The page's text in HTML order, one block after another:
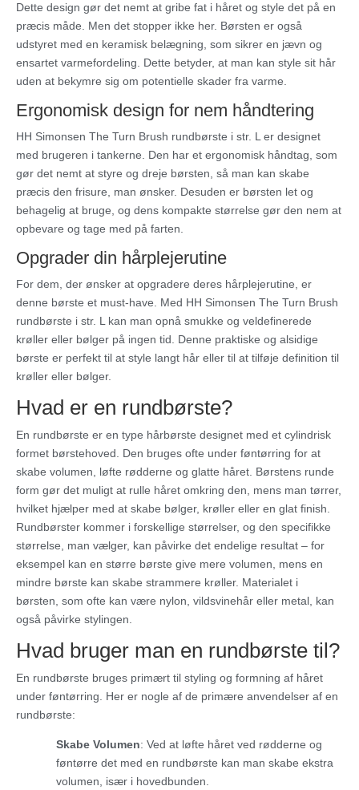
Dette design gør det nemt at gribe fat i håret og style det på en
præcis måde. Men det stopper ikke her. Børsten er også
udstyret med en keramisk belægning, som sikrer en jævn og
ensartet varmefordeling. Dette betyder, at man kan style sit hår
uden at bekymre sig om potentielle skader fra varme.
Ergonomisk design for nem håndtering
HH Simonsen The Turn Brush rundbørste i str. L er designet
med brugeren i tankerne. Den har et ergonomisk håndtag, som
gør det nemt at styre og dreje børsten, så man kan skabe
præcis den frisure, man ønsker. Desuden er børsten let og
behagelig at bruge, og dens kompakte størrelse gør den nem at
opbevare og tage med på farten.
Opgrader din hårplejerutine
For dem, der ønsker at opgradere deres hårplejerutine, er
denne børste et must-have. Med HH Simonsen The Turn Brush
rundbørste i str. L kan man opnå smukke og veldefinerede
krøller eller bølger på ingen tid. Denne praktiske og alsidige
børste er perfekt til at style langt hår eller til at tilføje definition til
krøller eller bølger.
Hvad er en rundbørste?
En rundbørste er en type hårbørste designet med et cylindrisk
formet børstehoved. Den bruges ofte under føntørring for at
skabe volumen, løfte rødderne og glatte håret. Børstens runde
form gør det muligt at rulle håret omkring den, mens man tørrer,
hvilket hjælper med at skabe bølger, krøller eller en glat finish.
Rundbørster kommer i forskellige størrelser, og den specifikke
størrelse, man vælger, kan påvirke det endelige resultat – for
eksempel kan en større børste give mere volumen, mens en
mindre børste kan skabe strammere krøller. Materialet i
børsten, som ofte kan være nylon, vildsvinehår eller metal, kan
også påvirke stylingen.
Hvad bruger man en rundbørste til?
En rundbørste bruges primært til styling og formning af håret
under føntørring. Her er nogle af de primære anvendelser af en
rundbørste:
Skabe Volumen: Ved at løfte håret ved rødderne og
føntørre det med en rundbørste kan man skabe ekstra
volumen, især i hovedbunden.